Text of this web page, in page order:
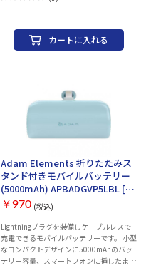
量：153 g
カートに入れる
Adam Elements 折りたたみス
タンド付きモバイルバッテリー
(5000mAh) APBADGVP5LBL [ブ
ルー]
￥970 (税込)
Lightningプラグを装備しケーブルレスで
充電できるモバイルバッテリーです。 小型
なコンパクトデザインに5000mAhのバッ
テリー容量、スマートフォンに挿したまま